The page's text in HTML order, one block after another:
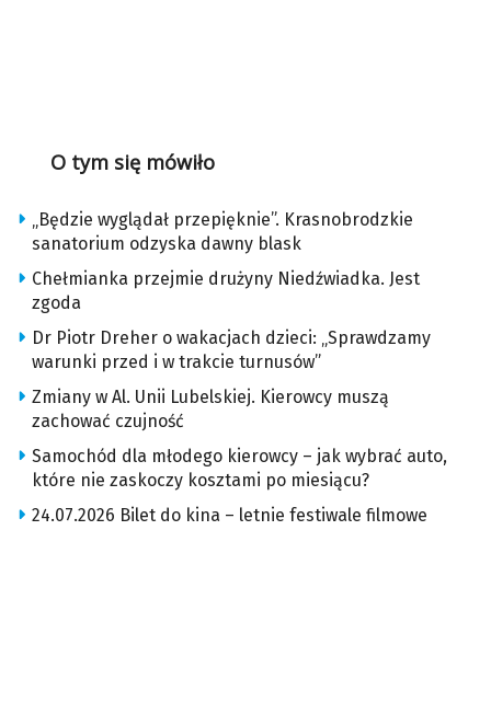
O tym się mówiło
„Będzie wyglądał przepięknie”. Krasnobrodzkie
sanatorium odzyska dawny blask
Chełmianka przejmie drużyny Niedźwiadka. Jest
zgoda
Dr Piotr Dreher o wakacjach dzieci: „Sprawdzamy
warunki przed i w trakcie turnusów”
Zmiany w Al. Unii Lubelskiej. Kierowcy muszą
zachować czujność
Samochód dla młodego kierowcy – jak wybrać auto,
które nie zaskoczy kosztami po miesiącu?
24.07.2026 Bilet do kina – letnie festiwale filmowe